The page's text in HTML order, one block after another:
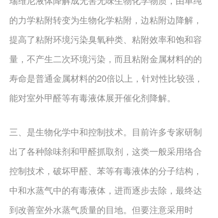
的力学粘附转变为生物化学粘附，边粘附边降解，
提高了粘附环境污染臭氧种类、粘附效率和饱和容
量，不产生二次环境污染，而且粘附金属材料的的
寿命是普通金属材料的20倍以上，针对性比较强，
能对室外甲醛等有毒液体展开催化剂降解。
三、是生物化学中和控制技术。目前许多专家研制
出了各种除味剂和甲醛抓取剂，这类一般采用络合
控制技术，破坏甲醛、苯等有毒液体的分子结构，
中和水蒸气中的有毒液体，进而逐步去除，最终达
到改善室外水蒸气质量的目地。但要注意采用时